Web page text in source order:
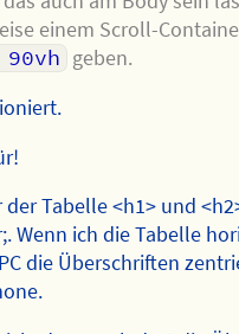
einem Scroll-
geben.
der Tabelle <h1> und
Wenn ich die Tabelle
die Überschriften